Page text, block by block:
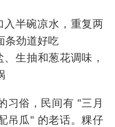
半碗凉水，重复两
条劲道好吃
生抽和葱花调味，
习俗，民间有 "三月
吊瓜" 的老话。粿仔